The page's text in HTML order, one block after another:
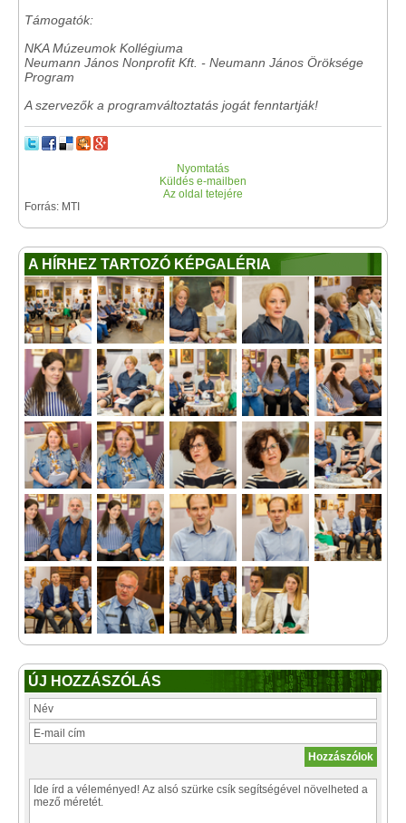
Támogatók:
NKA Múzeumok Kollégiuma
Neumann János Nonprofit Kft. - Neumann János Öröksége
Program
A szervezők a programváltoztatás jogát fenntartják!
Nyomtatás
Küldés e-mailben
Az oldal tetejére
Forrás: MTI
A HÍRHEZ TARTOZÓ KÉPGALÉRIA
ÚJ HOZZÁSZÓLÁS